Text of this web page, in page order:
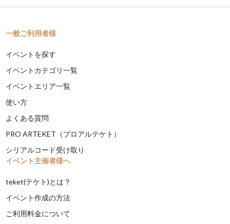
一般ご利用者様
イベントを探す
イベントカテゴリ一覧
イベントエリア一覧
使い方
よくある質問
PRO ARTEKET（プロアルテケト）
シリアルコード受け取り
イベント主催者様へ
teket(テケト)とは？
イベント作成の方法
ご利用料金について